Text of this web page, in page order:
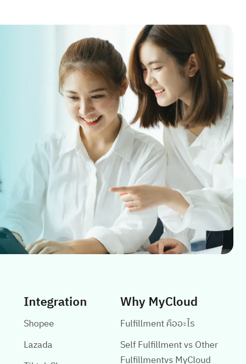
การทำ Affiliate ทาง Tiktok นี่แหละเพราะมีข้อได้
เปรียบจากแพลตฟอร์มอื่นๆในเรื่องของการนำเสนอ
ในรูปแบบวิดิโอ คลิปสั้น ในเนื้อหาที่สนุกสนานแล้ว
สามารถปิดการขายผ่านคลิปๆนั้นได้เลย แตกต่างจาก
แพลตฟอร์มอื่นๆที่นำเสนอขายสินค้าแบบตรงๆ การ
ทำการตลาดในรูปแบบนี้ ถือเป็นเครื่องมือที่ช่วยเพิ่ม
ยอดขาย ขยายฐานลูกค้า และเพิ่มการมองเห็นของ
สินค้าได้มากขึ้น ร้านค้าที่ขายสินค้าผ่าน TikTok Shop
สามารถเข้าร่วมโปรแกรมนี้และเปิดโอกาสให้เหล่าครี
เอเตอร์หรือ Influencers นำสินค้าของเราไปรีวิว
พร้อมใส่ลิงก์ตะกร้าสินค้าในคอนเทนต์ของพวกเขา
เมื่อสินค้าขายได้ ผู้รีวิวจะได้รับค่าคอมมิชชั่นตามที่
ร้านค้ากำหนดไว้ล่วงหน้า ในขณะที่ผู้รีวิวไม่จำเป็น
ต้องสต็อกสินค้าหรือจัดการส่งสินค้าเอง เมื่อมีการ
สั่งซื้อ ร้านค้าจะเป็นผู้จัดการส่งออเดอร์ให้ทั้งหมด
จึงไม่แปลกใจว่าหลายๆแบรนด์ดังและSME รายย่อยๆ
เริ่มเข้ามาทำการตลาดผ่านทางช่องทางนี้กันแล้ว แต่
กับการจ่ายค่าคอมมิชชั่นให้กับเหล่าครีเอเตอร์ที่นำ
สินค้าไปทำ Affiliate และจะมีผลกระทบต่อร้านค้าใน
เรื่องไหนบ้าง ซึ่งบทความต่อไปนี้ MyCloud ได้สรุปทั้ง
ข้อดี […]
Integration
Shopee
Lazada
Why MyCloud
Fulfillment คืออะไร
Self Fulfillment vs Other
Fulfillmentvs MyCloud